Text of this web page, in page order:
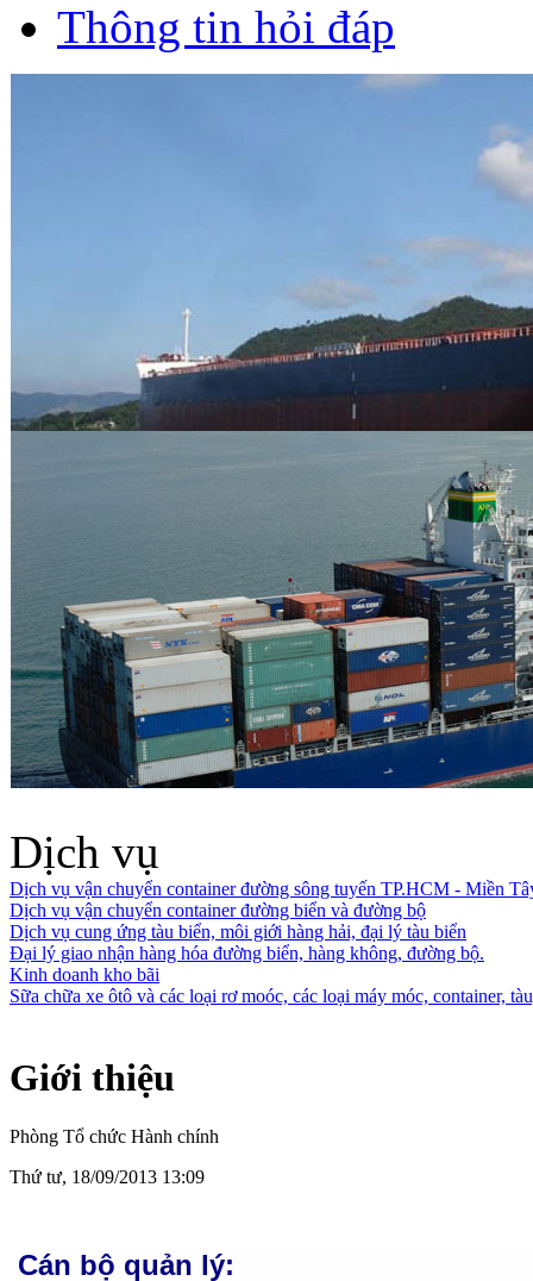
Thông tin hỏi đáp
Dịch vụ
Dịch vụ vận chuyển container đường sông tuyến TP.HCM - Miền
Dịch vụ vận chuyển container đường biển và đường bộ
Dịch vụ cung ứng tàu biển, môi giới hàng hải, đại lý tàu biển
Đại lý giao nhận hàng hóa đường biển, hàng không, đường bộ.
Kinh doanh kho bãi
Sữa chữa xe ôtô và các loại rơ moóc, các loại máy móc, container,
Giới thiệu
Phòng Tổ chức Hành chính
Thứ tư, 18/09/2013 13:09
Cán bộ quản lý: